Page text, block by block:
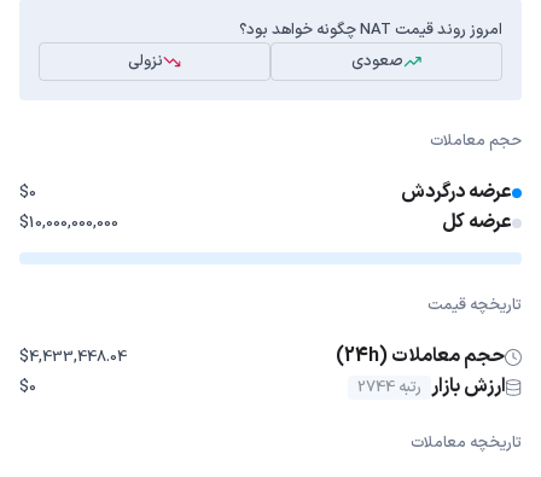
امروز روند قیمت NAT چگونه خواهد بود؟
صعودی
نزولی
حجم معاملات
عرضه درگردش $0
عرضه کل $10,000,000,000
تاریخچه قیمت
حجم معاملات (24h) $4,433,448.04
ارزش بازار رتبه 2744 $0
تاریخچه معاملات